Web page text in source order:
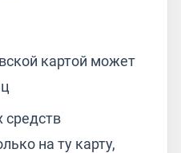
картой может
средств
на ту карту,